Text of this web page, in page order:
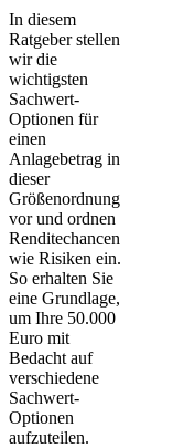
In diesem
Ratgeber stellen
wir die
wichtigsten
Sachwert-
Optionen für
einen
Anlagebetrag in
dieser
Größenordnung
vor und ordnen
Renditechancen
wie Risiken ein.
So erhalten Sie
eine Grundlage,
um Ihre 50.000
Euro mit
Bedacht auf
verschiedene
Sachwert-
Optionen
aufzuteilen.